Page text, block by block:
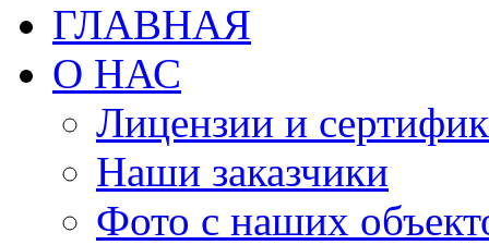
ГЛАВНАЯ
О НАС
Лицензии и
Наши заказчики
Фото с наших